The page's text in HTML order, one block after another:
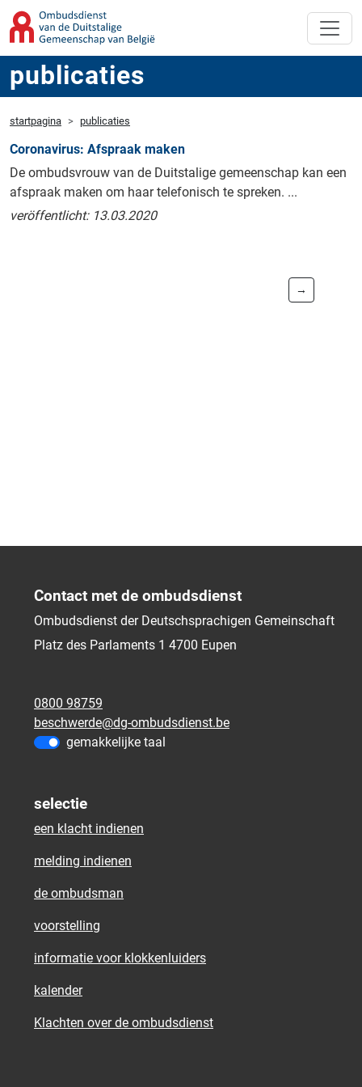
publicaties
startpagina publicaties
Coronavirus: Afspraak maken
De ombudsvrouw van de Duitstalige gemeenschap kan een
afspraak maken om haar telefonisch te spreken. ...
veröffentlicht: 13.03.2020
→
Contact met de ombudsdienst
Ombudsdienst der Deutschsprachigen Gemeinschaft
Platz des Parlaments 1 4700 Eupen
0800 98759
beschwerde@dg-ombudsdienst.be
gemakkelijke taal
selectie
een klacht indienen
melding indienen
de ombudsman
voorstelling
informatie voor klokkenluiders
kalender
Klachten over de ombudsdienst